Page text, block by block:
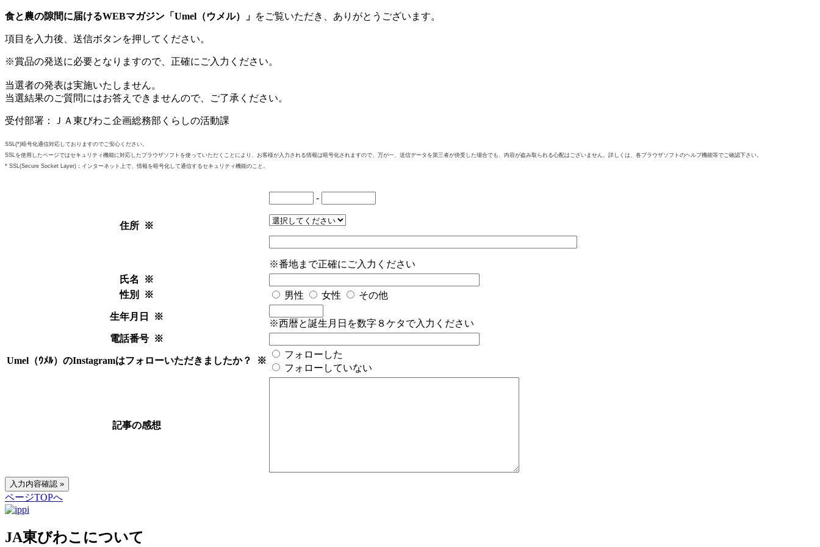
食と農の隙間に届けるWEBマガジン「Umel（ウメル）」 をご覧いただき、ありがとうございます。
項目を入力後、送信ボタンを押してください。
※賞品の発送に必要となりますので、正確にご入力ください。
当選者の発表は実施いたしません。
当選結果のご質問にはお答えできませんので、ご了承ください。
受付部署：ＪＡ東びわこ企画総務部くらしの活動課
SSL(*)暗号化通信対応しておりますのでご安心ください。
SSLを使用したページではセキュリティ機能に対応したブラウザソフトを使っていただくことにより、お客様が入力される情報は暗号化されますので、万が一、送信データを第三者が傍受した場合でも、内容が盗み取られる心配はございません。詳しくは、各ブラウザソフトのヘルプ機能等でご確認下さい。
* SSL(Secure Socket Layer)：インターネット上で、情報を暗号化して通信するセキュリティ機能のこと。
住所 ※
-
※番地まで正確にご入力ください
氏名
※
性別
※ 男性 女性 その他
生年月日 ※
※西暦と誕生月日を数字８ケタで入力ください
電話番号 ※
Umel（ｳﾒﾙ）のInstagramはフォローいただきましたか？ ※
フォローした
フォローしていない
記事の感想
ページTOPへ
JA東びわこについて